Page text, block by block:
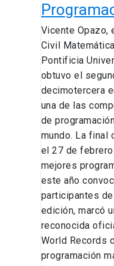
Vicente Opazo,
Civil
Pontificia
obtuvo el
decimotercera
una de las
de
mundo. La final
el 27 de
mejores
este año
participantes
edición, marcó
reconocida
World Records
programación